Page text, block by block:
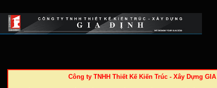
Công ty TNHH Thiết Kế Kiến Trúc - Xây Dựng